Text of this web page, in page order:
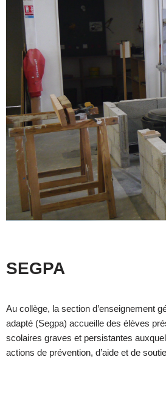
SEGPA
Au collège, la section d’enseignement
adapté (Segpa) accueille des élèves
scolaires graves et persistantes
actions de prévention, d’aide et de